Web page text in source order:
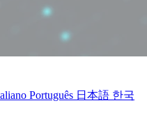
Português 日本語 한국